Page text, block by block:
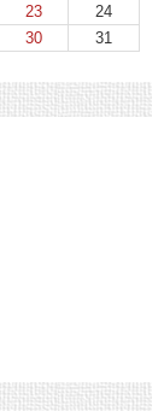
23
24
30 31